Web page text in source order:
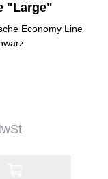
"Large"
Economy Line